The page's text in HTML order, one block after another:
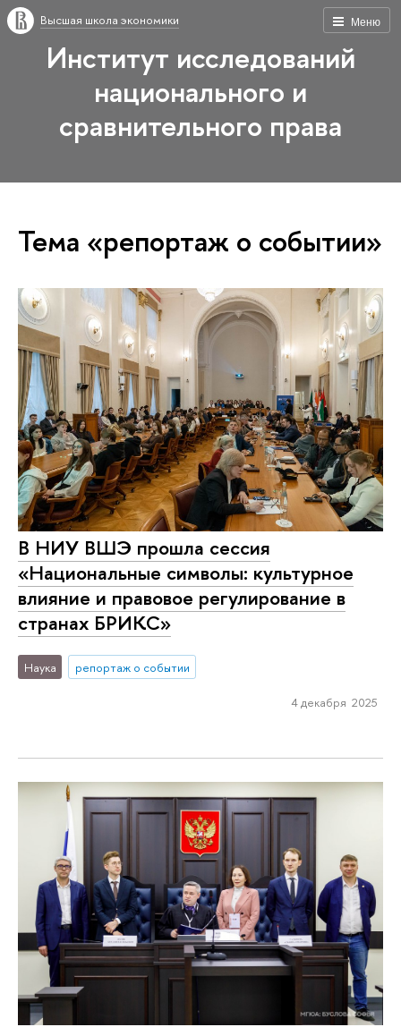
Меню
Высшая школа экономики
Институт исследований
национального и
сравнительного права
Тема «репортаж о событии»
В НИУ ВШЭ прошла сессия
«Национальные символы: культурное
влияние и правовое регулирование в
странах БРИКС»
Наука репортаж о событии
4 декабря 2025